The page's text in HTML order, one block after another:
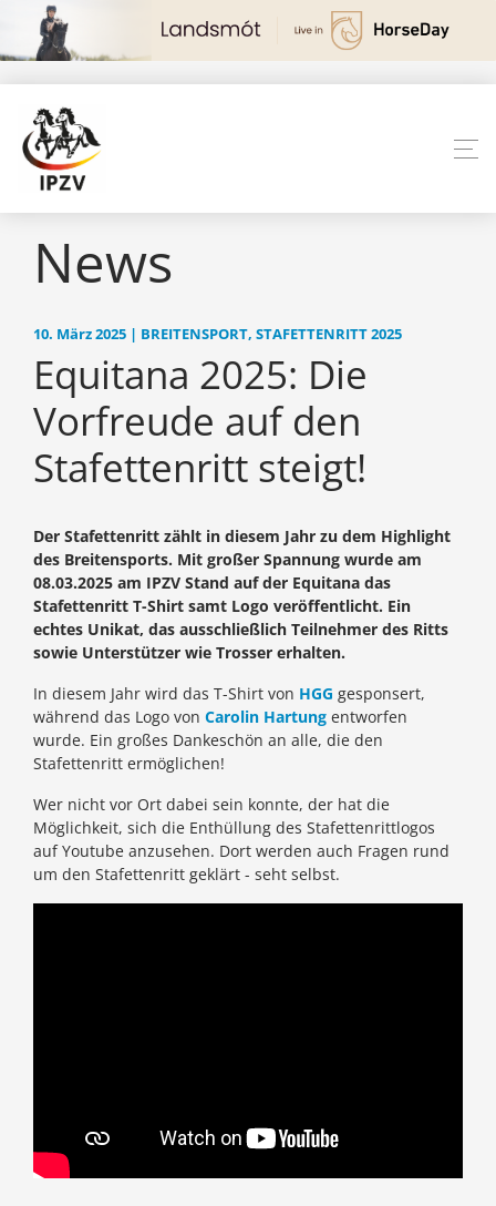
News
10. März 2025 | BREITENSPORT, STAFETTENRITT 2025
Equitana 2025: Die
Vorfreude auf den
Stafettenritt steigt!
Der Stafettenritt zählt in diesem Jahr zu dem Highlight
des Breitensports. Mit großer Spannung wurde am
08.03.2025 am IPZV Stand auf der Equitana das
Stafettenritt T-Shirt samt Logo veröffentlicht. Ein
echtes Unikat, das ausschließlich Teilnehmer des Ritts
sowie Unterstützer wie Trosser erhalten.
In diesem Jahr wird das T-Shirt von HGG gesponsert,
während das Logo von Carolin Hartung entworfen
wurde. Ein großes Dankeschön an alle, die den
Stafettenritt ermöglichen!
Wer nicht vor Ort dabei sein konnte, der hat die
Möglichkeit, sich die Enthüllung des Stafettenrittlogos
auf Youtube anzusehen. Dort werden auch Fragen rund
um den Stafettenritt geklärt - seht selbst.